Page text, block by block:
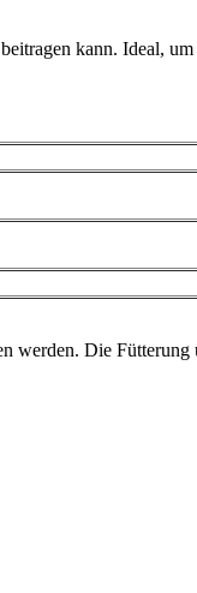
kann. Ideal,
werden. Die Fütterung